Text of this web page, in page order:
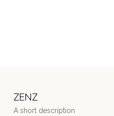
ZENZ
A short description